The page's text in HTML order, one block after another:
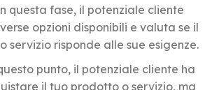
questa fase, il potenziale cliente
opzioni disponibili e valuta se il
servizio risponde alle sue esigenze.
punto, il potenziale cliente ha
il tuo prodotto o servizio, ma